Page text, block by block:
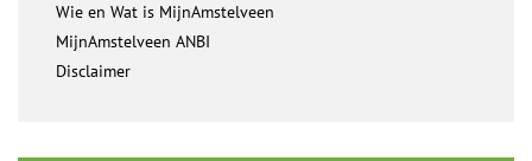
Wie en Wat is MijnAmstelveen
MijnAmstelveen ANBI
Disclaimer